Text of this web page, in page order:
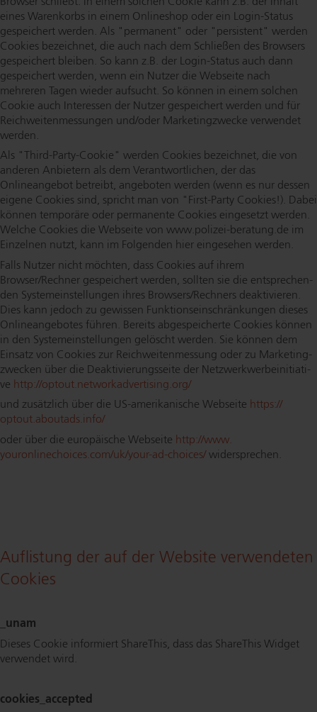
eines Warenkorbs in einem Onlineshop oder ein Login-Status
gespeichert werden. Als "permanent" oder "persistent" werden
Cookies bezeichnet, die auch nach dem Schließen des Browsers
gespeichert bleiben. So kann z.B. der Login-Status auch dann
gespeichert werden, wenn ein Nutzer die Webseite nach
mehreren Tagen wieder aufsucht. So können in einem solchen
Cookie auch Interessen der Nutzer gespeichert werden und für
Reich­wei­ten­mes­sun­gen und/oder Mar­ke­ting­zwe­cke verwendet
werden.
Als "Third-Par­ty-Coo­kie" werden Cookies bezeichnet, die von
anderen Anbietern als dem Ver­ant­wort­li­chen, der das
Onlineangebot betreibt, angeboten werden (wenn es nur dessen
eigene Cookies sind, spricht man von "First-Party Cookies!). Dabei
können temporäre oder permanente Cookies eingesetzt werden.
Welche Cookies die Webseite von www.​polizei-​beratung.​de im
Einzelnen nutzt, kann im Folgenden hier eingesehen werden.
Falls Nutzer nicht möchten, dass Cookies auf ihrem
Browser/Rechner gespeichert werden, sollten sie die ent­spre­chen­
den Sys­tem­ein­stel­lun­gen ihres Browsers/Rechners deaktivieren.
Dies kann jedoch zu gewissen Funk­ti­ons­ein­schrän­kun­gen dieses
On­line­an­ge­bo­tes führen. Bereits ab­ge­spei­cher­te Cookies können
in den Sys­tem­ein­stel­lun­gen gelöscht werden. Sie können dem
Einsatz von Cookies zur Reich­wei­ten­mes­sung oder zu Mar­ke­ting­
zwe­cken über die De­ak­ti­vie­rungs­sei­te der Netz­werk­wer­be­initia­ti­
ve http://​optout.​networkadvertising.​org/
und zusätzlich über die US-ame­ri­ka­ni­sche Webseite https://​
optout.​aboutads.​info/
oder über die europäische Webseite http://​www.​
youronlinechoices.​com/​uk/​your-​ad-​choices/widersprechen.
Auflistung der auf der Website verwendeten
Cookies
_unam
Dieses Cookie informiert ShareThis, dass das ShareThis Widget
verwendet wird.
coo­kies_ac­cep­ted